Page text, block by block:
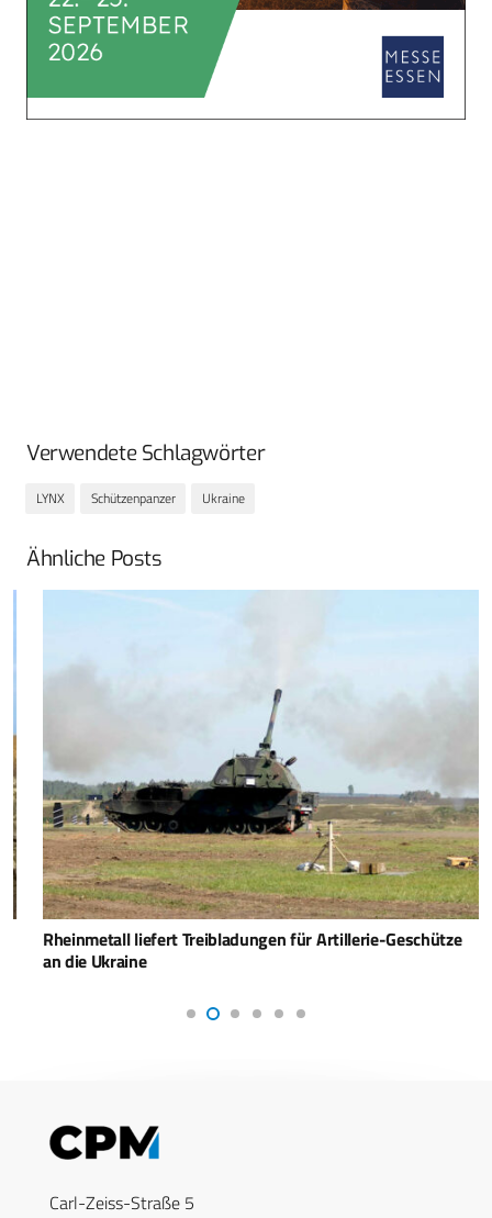
Verwendete Schlagwörter
LYNX Schützenpanzer Ukraine
Ähnliche Posts
Rheinmetall liefert Treibladungen für Artillerie-Geschütze
an die Ukraine
Carl-Zeiss-Straße 5